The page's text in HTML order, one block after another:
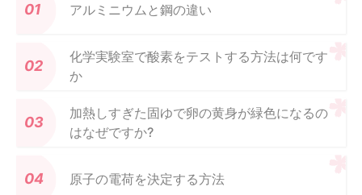
アルミニウムと鋼の違い
化学実験室で酸素をテストする方法は何です
か
加熱しすぎた固ゆで卵の黄身が緑色になるの
はなぜですか?
原子の電荷を決定する方法